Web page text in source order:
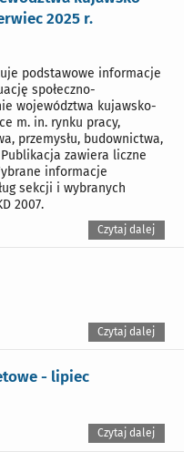
2025 r.
podstawowe informacje
społeczno-
województwa kujawsko-
m. in. rynku pracy,
przemysłu, budownictwa,
zawiera liczne
informacje
sekcji i wybranych
2007.
Czytaj dalej
Czytaj dalej
- lipiec
Czytaj dalej